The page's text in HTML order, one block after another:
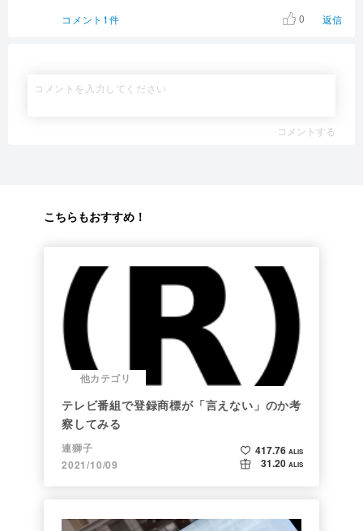
コメント1件
0 返信
コメントする
こちらもおすすめ！
他カテゴリ
テレビ番組で登録商標が「言えない」のか考
察してみる
連獅子
2021/10/09
417.76 ALIS
31.20 ALIS